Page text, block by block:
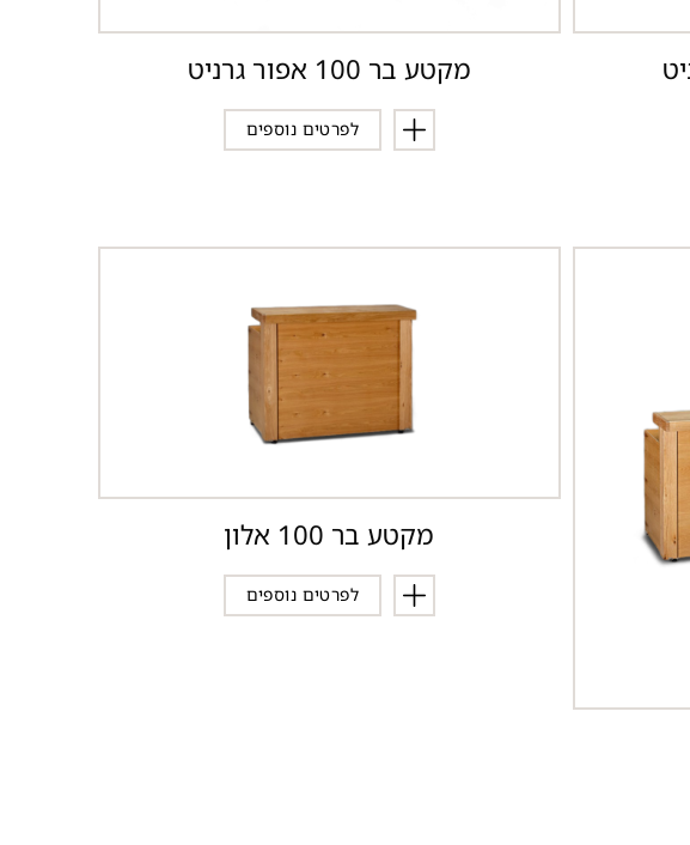
מקטע בר 100 אפור גרניט
לפרטים נוספים
מקטע בר 100 אלון
לפרטים נוספים